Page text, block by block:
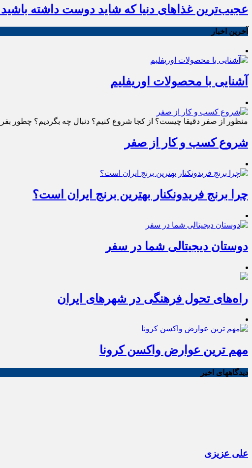
عجیب‌ترین غذاهای دنیا که شاید دوست داشته باشید
آخرین اخبار
آشنایی با محصولات اوریفلیم
منظور از صفر دقیقا چیست؟ از کجا شروع کنیم؟ دنبال چه بگردیم؟ چطور
شروع کسب و کار از صفر
چرا برنج فریدونکنار بهترین برنج ایران است؟
دوستان دیجیتالی شما در سفر
راه‌های تحول فرهنگی در شهرهای ایران
مهم ترین عوارض واکسن کرونا
دیدگاههای اخیر
علی عزیزی